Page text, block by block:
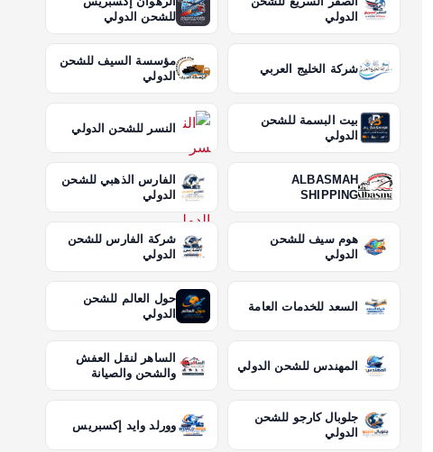
الدولي
للشحن الدولي
شركة الخليج العربي
مؤسسة السيف للشحن
الدولي
بيت البسمة للشحن
الدولي
النسر للشحن الدولي
ALBASMAH
SHIPPING
الفارس الذهبي للشحن
الدولي
هوم سيف للشحن
الدولي
شركة الفارس للشحن
الدولي
السعد للخدمات العامة
حول العالم للشحن
الدولي
المهندس للشحن الدولي
الساهر لنقل العفش
والشحن والصيانة
جلوبال كارجو للشحن
الدولي
وورلد وايد إكسبريس